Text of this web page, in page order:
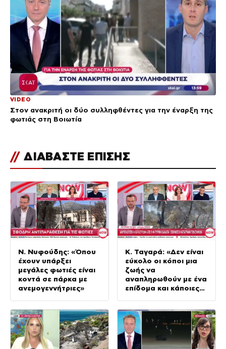
VIDEO
Στον ανακριτή οι δύο συλληφθέντες για την έναρξη της
φωτιάς στη Βοιωτία
// ΔΙΑΒΑΣΤΕ ΕΠΙΣΗΣ
Ν. Νυφούδης: «Όπου
έχουν υπάρξει
μεγάλες φωτιές είναι
κοντά σε πάρκα με
ανεμογεννήτριες»
Κ. Ταγαρά: «Δεν είναι
εύκολο οι κόποι μια
ζωής να
αναπληρωθούν με ένα
επίδομα και κάποιες